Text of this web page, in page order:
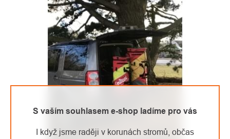
S vaším souhlasem e-shop ladíme pro vás
I když jsme raději v korunách stromů, občas